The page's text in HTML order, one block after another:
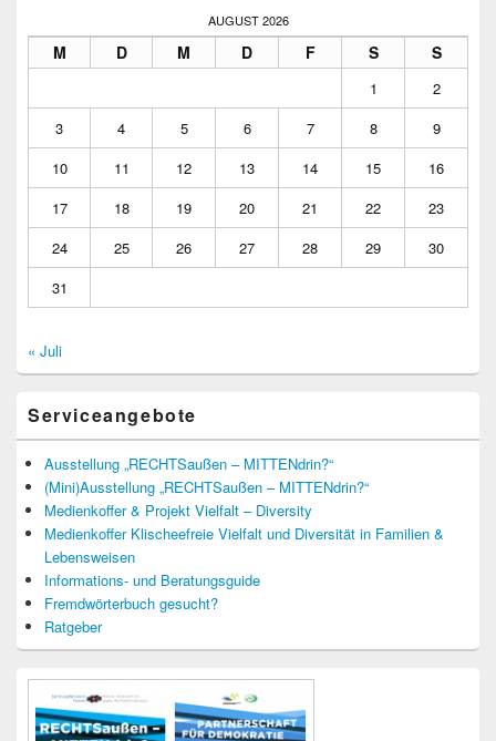
AUGUST 2026
M D M D F S S
1
2
3
4 5 6 7 8
9
10
11 12 13 14 15
16
17
18 19 20 21 22
23
24
25 26 27 28 29
30
31
« Juli
Serviceangebote
Ausstellung „RECHTSaußen – MITTENdrin?“
(Mini)Ausstellung „RECHTSaußen – MITTENdrin?“
Medienkoffer & Projekt Vielfalt – Diversity
Medienkoffer Klischeefreie Vielfalt und Diversität in Familien &
Lebensweisen
Informations- und Beratungsguide
Fremdwörterbuch gesucht?
Ratgeber